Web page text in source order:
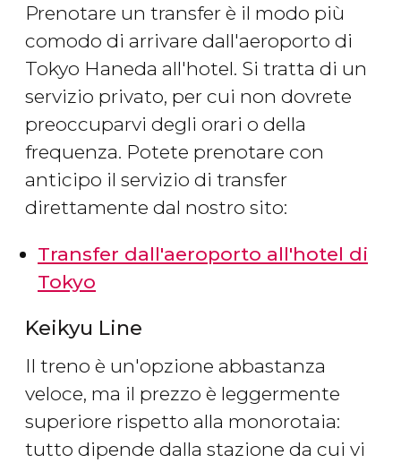
Prenotare un transfer è il modo più
comodo di arrivare dall'aeroporto di
Tokyo Haneda all'hotel. Si tratta di un
servizio privato, per cui non dovrete
preoccuparvi degli orari o della
frequenza. Potete prenotare con
anticipo il servizio di transfer
direttamente dal nostro sito:
Transfer dall'aeroporto all'hotel di
Tokyo
Keikyu Line
Il treno è un'opzione abbastanza
veloce, ma il prezzo è leggermente
superiore rispetto alla monorotaia:
tutto dipende dalla stazione da cui vi